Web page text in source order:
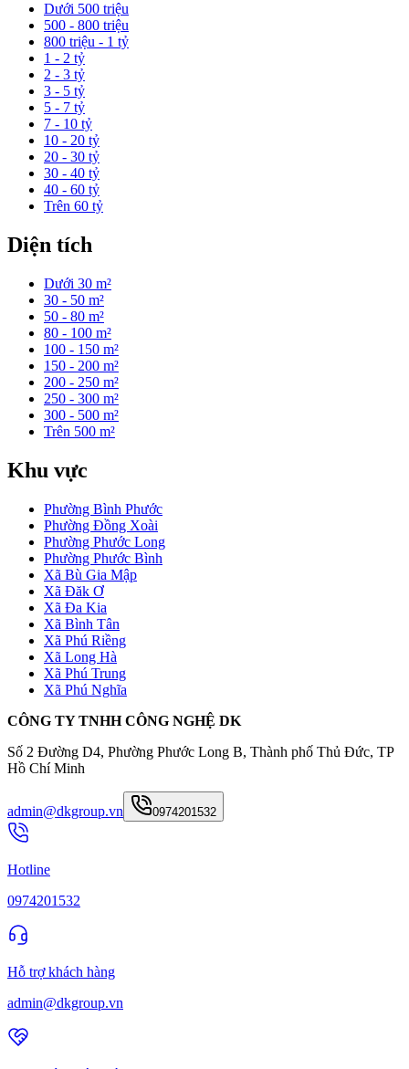
Dưới 500 triệu
500 - 800 triệu
800 triệu - 1 tỷ
1 - 2 tỷ
2 - 3 tỷ
3 - 5 tỷ
5 - 7 tỷ
7 - 10 tỷ
10 - 20 tỷ
20 - 30 tỷ
30 - 40 tỷ
40 - 60 tỷ
Trên 60 tỷ
Diện tích
Dưới 30 m²
30 - 50 m²
50 - 80 m²
80 - 100 m²
100 - 150 m²
150 - 200 m²
200 - 250 m²
250 - 300 m²
300 - 500 m²
Trên 500 m²
Khu vực
Phường Bình Phước
Phường Đồng Xoài
Phường Phước Long
Phường Phước Bình
Xã Bù Gia Mập
Xã Đăk Ơ
Xã Đa Kia
Xã Bình Tân
Xã Phú Riềng
Xã Long Hà
Xã Phú Trung
Xã Phú Nghĩa
CÔNG TY TNHH CÔNG NGHỆ DK
Số 2 Đường D4, Phường Phước Long B, Thành phố Thủ Đức, TP
Hồ Chí Minh
admin@dkgroup.vn 0974201532
Hotline
0974201532
Hỗ trợ khách hàng
admin@dkgroup.vn